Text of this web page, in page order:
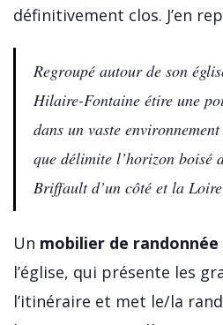
définitivement clos. J’en
Regroupé autour de son
Hilaire-Fontaine étire une
dans un vaste
que délimite l’horizon boisé
Briffault d’un côté et la
Un mobilier de randonnée
l’église, qui présente les
l’itinéraire et met le/la